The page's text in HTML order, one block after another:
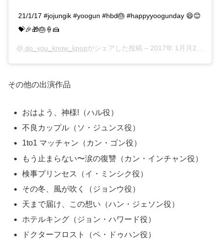
21/1/17 #jojungik #yoogun #hbd🎂 #happyyoogunday 😄😊
💝🎉🎁🎂🍦🍰
@ do_you_know_kpopがシェアした投稿 – 2017年 1月月21日午前8時27分PST
その他の出演作品
おはよう、神様!（ハル役）
不良カップル（ソ・ジュンス役）
1to1 マッチャン（カン・ゴン役）
もう止まらない〜涙の復讐（カン・インチャン役）
検事プリンセス（イ・ミンシク役）
その冬、風が吹く（ジョンウ役）
天まで届け、この想い（ハン・ジェソン役）
ホテルキング（ジョン・ハワード役）
ドクターフロスト（ペ・ドゥハン役）